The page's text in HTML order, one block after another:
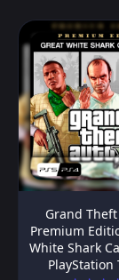
Grand
Premium
White Shark
PlayStation